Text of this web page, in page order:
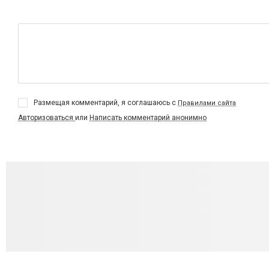
Размещая комментарий, я соглашаюсь с Правилами сайта
Авторизоваться или Написать комментарий анонимно